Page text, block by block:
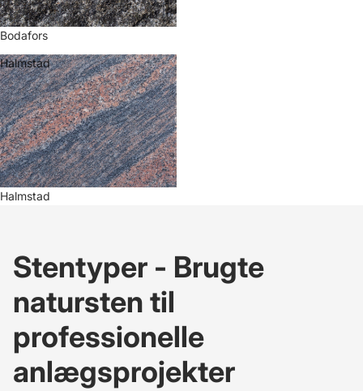
Bodafors
Halmstad
Halmstad
Stentyper - Brugte
natursten til
professionelle
anlægsprojekter